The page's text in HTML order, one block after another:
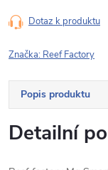
Dotaz k produktu
Značka: Reef Factory
Popis produktu
Detailní